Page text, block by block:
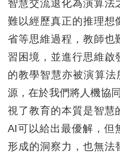
智慧交流退化為演算法
難以經歷真正的推理想
省等思維過程，教師也
習困境，並進行思維啟
的教學智慧亦被演算法
源，在於我們將人機協
視了教育的本質是智慧
AI可以給出最優解，但
形成的洞察力，也無法